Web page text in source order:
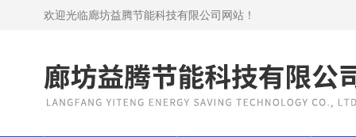
欢迎光临廊坊益腾节能科技有限公司网站！